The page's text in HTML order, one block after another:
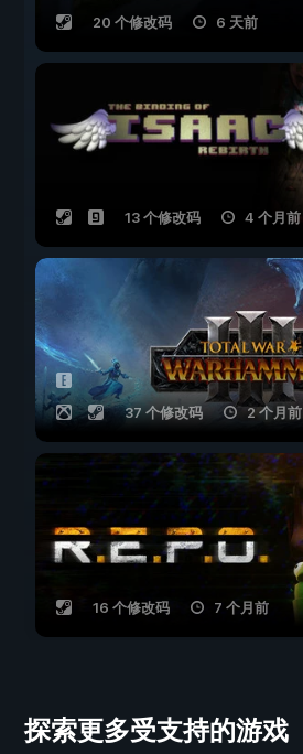
20 个修改码 6 天前
13 个修改码 4 个月前
37 个修改码 2 个月前
16 个修改码 7 个月前
探索更多受支持的游戏